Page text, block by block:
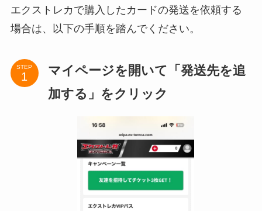
エクストレカで購入したカードの発送を依頼する
場合は、以下の手順を踏んでください。
STEP
マイページを開いて「発送先を追
加する」をクリック